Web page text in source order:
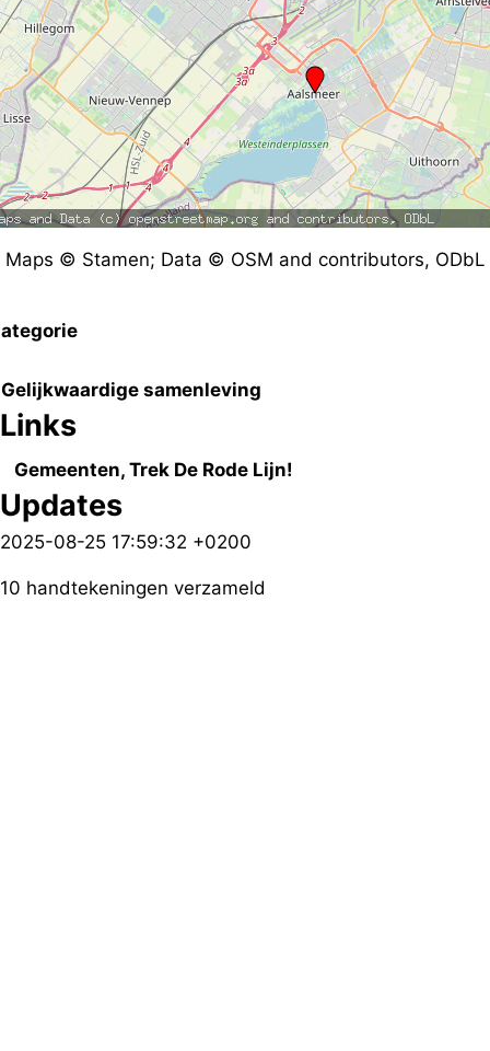
Maps © Stamen; Data © OSM and contributors, ODbL
Gelijkwaardige samenleving
Links
Gemeenten, Trek De Rode Lijn!
Updates
2025-08-25 17:59:32 +0200
10 handtekeningen verzameld